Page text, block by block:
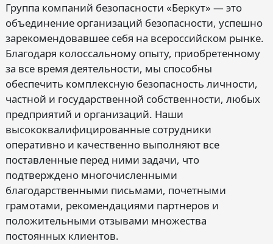
Группа компаний безопасности «Беркут» — это
объединение организаций безопасности, успешно
зарекомендовавшее себя на всероссийском рынке.
Благодаря колоссальному опыту, приобретенному
за все время деятельности, мы способны
обеспечить комплексную безопасность личности,
частной и государственной собственности, любых
предприятий и организаций. Наши
высококвалифицированные сотрудники
оперативно и качественно выполняют все
поставленные перед ними задачи, что
подтверждено многочисленными
благодарственными письмами, почетными
грамотами, рекомендациями партнеров и
положительными отзывами множества
постоянных клиентов.